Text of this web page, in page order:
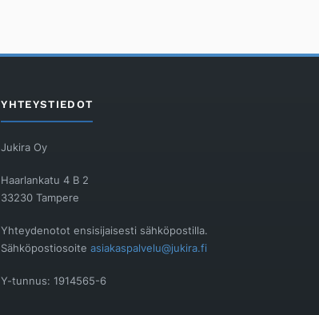
YHTEYSTIEDOT
Jukira Oy
Haarlankatu 4 B 2
33230 Tampere
Yhteydenotot ensisijaisesti sähköpostilla.
Sähköpostiosoiteasiakaspalvelu@jukira.fi
Y-tunnus: 1914565-6